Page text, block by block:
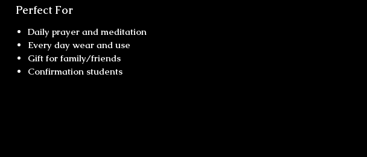
Perfect For
Daily prayer and meditation
Every day wear and use
Gift for family/friends
Confirmation students